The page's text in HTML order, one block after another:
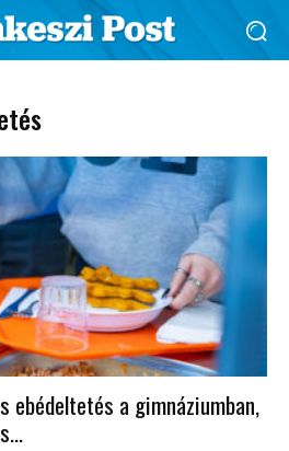
ebédeltetés a gimnáziumban,